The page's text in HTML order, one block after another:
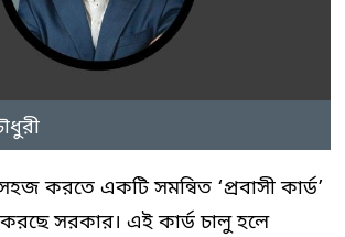
করতে একটি সমন্বিত ‘প্রবাসী কার্ড’
সরকার। এই কার্ড চালু হলে